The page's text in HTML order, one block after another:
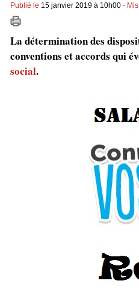
Publié le 15 janvier 2019 à 10h00 -
La détermination des
conventions et accords qui
social.